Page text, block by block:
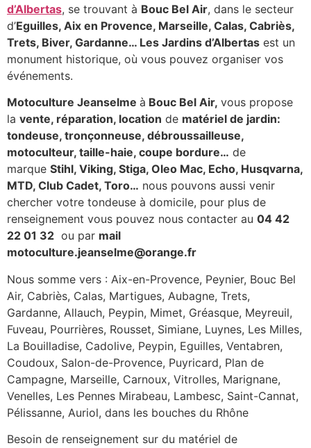
d’Albertas, se trouvant à Bouc Bel Air, dans le secteur
d’Eguilles, Aix en Provence, Marseille, Calas, Cabriès,
Trets, Biver, Gardanne… Les Jardins d’Albertas est un
monument historique, où vous pouvez organiser vos
événements.
Motoculture Jeanselme à Bouc Bel Air, vous propose
la vente, réparation, location de matériel de jardin:
tondeuse, tronçonneuse, débroussailleuse,
motoculteur, taille-haie, coupe bordure… de
marque Stihl, Viking, Stiga, Oleo Mac, Echo, Husqvarna,
MTD, Club Cadet, Toro… nous pouvons aussi venir
chercher votre tondeuse à domicile, pour plus de
renseignement vous pouvez nous contacter au 04 42
22 01 32 ou par mail
motoculture.jeanselme@orange.fr
Nous somme vers : Aix-en-Provence, Peynier, Bouc Bel
Air, Cabriès, Calas, Martigues, Aubagne, Trets,
Gardanne, Allauch, Peypin, Mimet, Gréasque, Meyreuil,
Fuveau, Pourrières, Rousset, Simiane, Luynes, Les Milles,
La Bouilladise, Cadolive, Peypin, Eguilles, Ventabren,
Coudoux, Salon-de-Provence, Puyricard, Plan de
Campagne, Marseille, Carnoux, Vitrolles, Marignane,
Venelles, Les Pennes Mirabeau, Lambesc, Saint-Cannat,
Pélissanne, Auriol, dans les bouches du Rhône
Besoin de renseignement sur du matériel de